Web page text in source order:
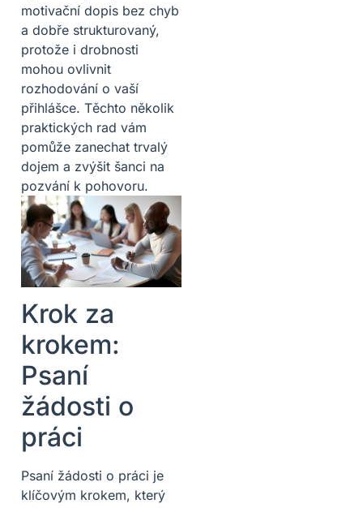
motivační dopis bez chyb
a dobře strukturovaný,
protože i drobnosti
mohou ovlivnit
rozhodování o vaší
přihlášce. Těchto několik
praktických rad vám
pomůže zanechat trvalý
dojem a zvýšit šanci na
pozvání k pohovoru.
Krok za
krokem:
Psaní
žádosti o
práci
Psaní žádosti o práci je
klíčovým krokem, který